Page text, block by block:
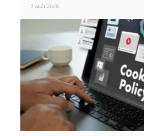
7 août 2026